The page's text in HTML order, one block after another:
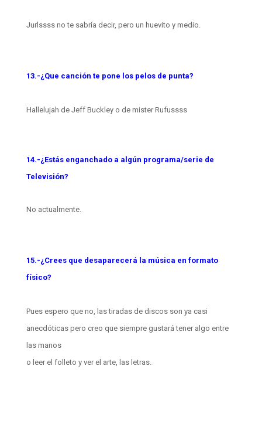
Jurlssss no te sabría decir, pero un huevito y medio.
13.-¿Que canción te pone los pelos de punta?
Hallelujah de Jeff Buckley o de mister Rufussss
14.-¿Estás enganchado a algún programa/serie de
Televisión?
No actualmente.
15.-¿Crees que desaparecerá la música en formato
físico?
Pues espero que no, las tiradas de discos son ya casi
anecdóticas pero creo que siempre gustará tener algo entre
las manos
o leer el folleto y ver el arte, las letras.